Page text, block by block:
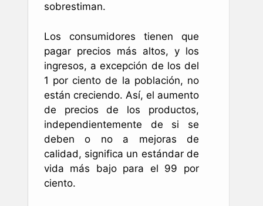
sobrestiman.
Los consumidores tienen que
pagar precios más altos, y los
ingresos, a excepción de los del
1 por ciento de la población, no
están creciendo. Así, el aumento
de precios de los productos,
independientemente de si se
deben o no a mejoras de
calidad, significa un estándar de
vida más bajo para el 99 por
ciento.